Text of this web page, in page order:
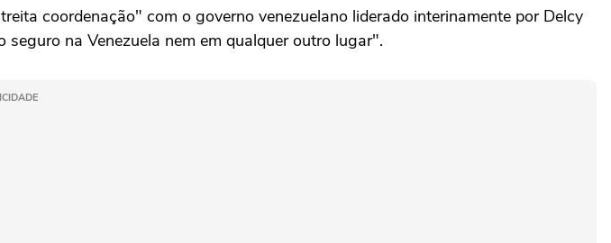
coordenação" com o governo venezuelano liderado interinamente por Delcy
na Venezuela nem em qualquer outro lugar".